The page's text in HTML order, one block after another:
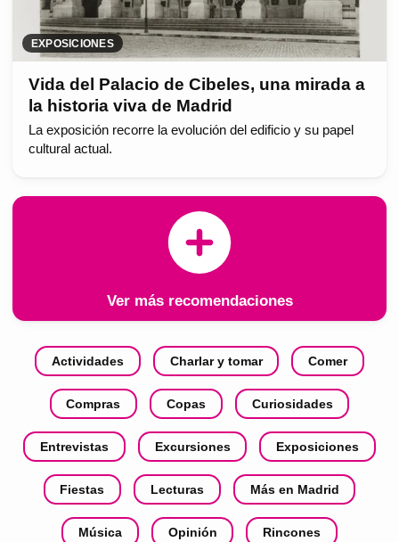
EXPOSICIONES
Vida del Palacio de Cibeles, una mirada a
la historia viva de Madrid
La exposición recorre la evolución del edificio y su papel
cultural actual.
Ver más recomendaciones
Actividades Charlar y tomar Comer
Compras Copas Curiosidades
Entrevistas Excursiones Exposiciones
Fiestas Lecturas Más en Madrid
Música Opinión Rincones